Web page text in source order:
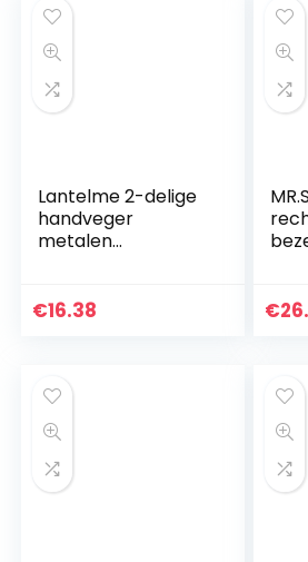
Lantelme 2-delige
handveger
metalen
vezels schep
€16.38 €